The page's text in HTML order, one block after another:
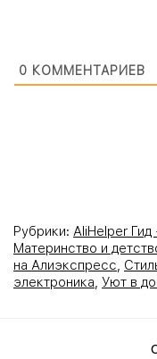
0 КОММЕНТАРИЕВ
Рубрики: AliHelper Гид
Материнство и
на Алиэкспресс,
электроника, Уют в